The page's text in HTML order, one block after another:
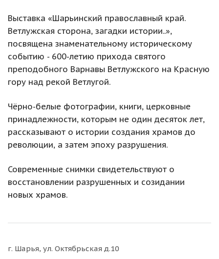
Выставка «Шарьинский православный край.
Ветлужская сторона, загадки истории..»,
посвящена знаменательному историческому
событию - 600-летию прихода святого
преподобного Варнавы Ветлужского на Красную
гору над рекой Ветлугой.
Чёрно-белые фотографии, книги, церковные
принадлежности, которым не один десяток лет,
рассказывают о истории создания храмов до
революции, а затем эпоху разрушения.
Современные снимки свидетельствуют о
восстановлении разрушенных и созидании
новых храмов.
г. Шарья, ул. Октябрьская д.10